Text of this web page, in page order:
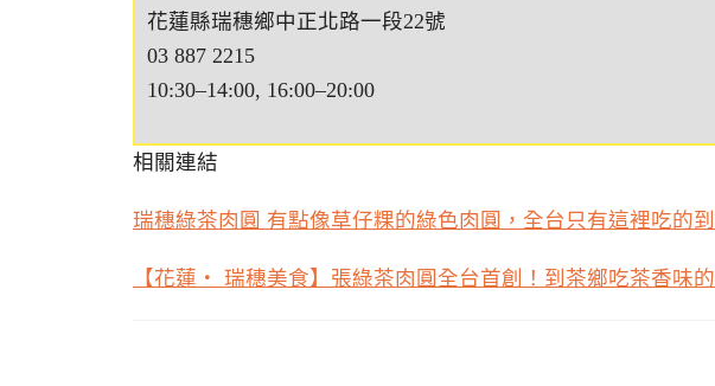
花蓮縣瑞穗鄉中正北路一段22號
03 887 2215
10:30–14:00, 16:00–20:00
相關連結
瑞穗綠茶肉圓 有點像草仔粿的綠色肉圓，全台只有這裡吃的到
【花蓮・ 瑞穗美食】張綠茶肉圓全台首創！到茶鄉吃茶香味的